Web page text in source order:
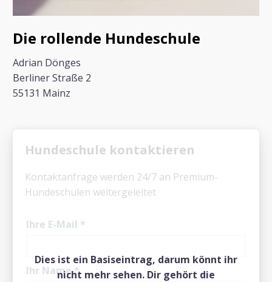
Die rollende Hundeschule
Adrian Dönges
Berliner Straße 2
55131 Mainz
Dies ist ein Basiseintrag, darum könnt ihr
nicht mehr sehen. Dir gehört die
Hundeschule kontaktieren
Kontaktanfrage werden 24/7 an Premium-
Hundeschulen weitergeleitet
Ihre E-Mail *
Ihr Name*